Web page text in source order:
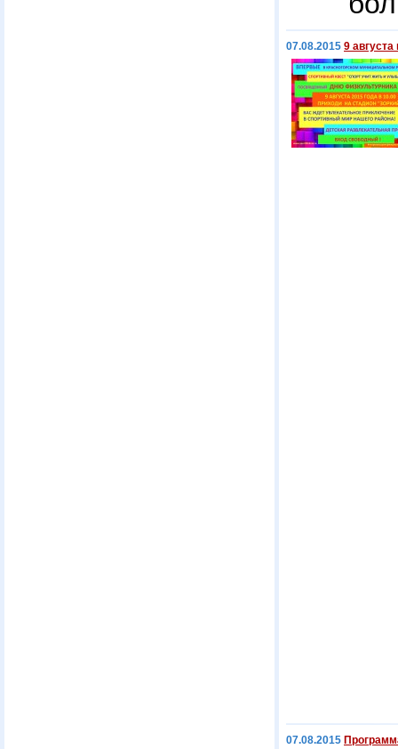
07.08.2015 9
07.08.2015